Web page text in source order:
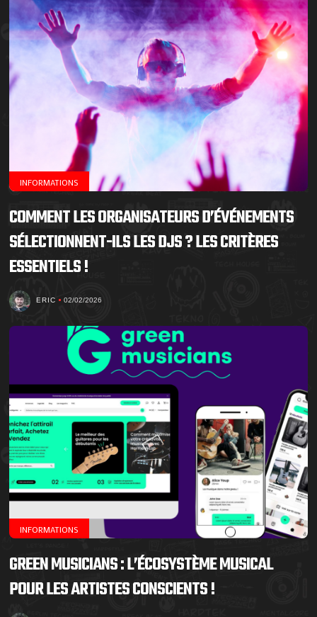
INFORMATIONS
COMMENT LES ORGANISATEURS D’ÉVÉNEMENTS
SÉLECTIONNENT-ILS LES DJS ? LES CRITÈRES
ESSENTIELS !
ERIC 02/02/2026
INFORMATIONS
GREEN MUSICIANS : L’ÉCOSYSTÈME MUSICAL
POUR LES ARTISTES CONSCIENTS !